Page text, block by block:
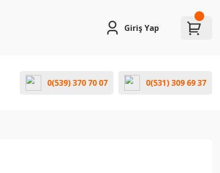
Giriş Yap
0(539) 370 70 07 0(531) 309 69 37